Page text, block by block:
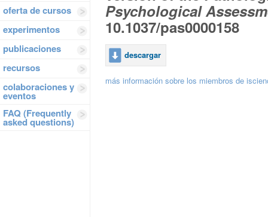
oferta de cursos
experimentos
publicaciones
recursos
colaboraciones y
eventos
FAQ (Frequently
asked questions)
Psychological
10.1037/pas0000158
descargar
más información sobre los miembros de